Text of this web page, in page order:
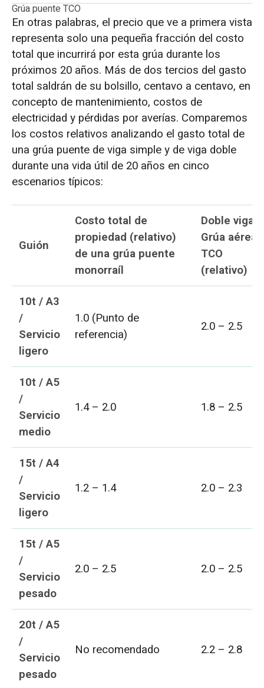
Grúa puente TCO
En otras palabras, el precio que ve a primera vista
representa solo una pequeña fracción del costo
total que incurrirá por esta grúa durante los
próximos 20 años. Más de dos tercios del gasto
total saldrán de su bolsillo, centavo a centavo, en
concepto de mantenimiento, costos de
electricidad y pérdidas por averías. Comparemos
los costos relativos analizando el gasto total de
una grúa puente de viga simple y de viga doble
durante una vida útil de 20 años en cinco
escenarios típicos:
Guión
Costo total de
propiedad (relativo)
de una grúa puente
monorraíl
Doble viga
Grúa aérea
TCO
(relativo)
10t / A3
/
Servicio
ligero
1.0 (Punto de
referencia)
2.0 – 2.5
10t / A5
/
Servicio
medio
1.4 – 2.0 1.8 – 2.5
15t / A4
/
Servicio
ligero
1.2 – 1.4 2.0 – 2.3
15t / A5
/
Servicio
pesado
2.0 – 2.5 2.0 – 2.5
20t / A5
/
Servicio
pesado
No recomendado 2.2 – 2.8